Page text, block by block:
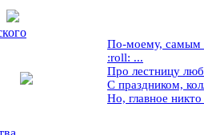
По-моему, самым
:roll: ...
Про лестницу
С праздником,
Но, главное